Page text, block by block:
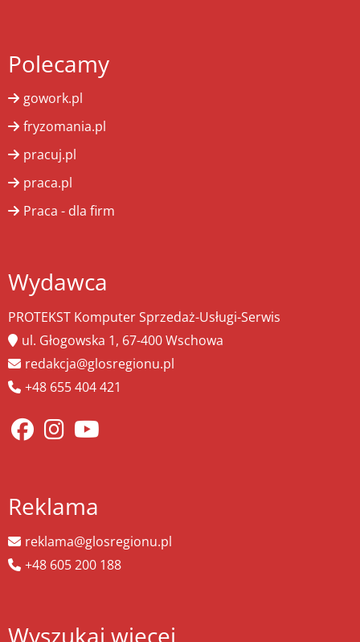
Polecamy
gowork.pl
fryzomania.pl
pracuj.pl
praca.pl
Praca - dla firm
Wydawca
PROTEKST Komputer Sprzedaż-Usługi-Serwis
ul. Głogowska 1, 67-400 Wschowa
redakcja@glosregionu.pl
+48 655 404 421
Reklama
reklama@glosregionu.pl
+48 605 200 188
Wyszukaj więcej